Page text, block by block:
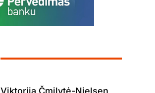
Viktorija Čmilytė-Nielsen